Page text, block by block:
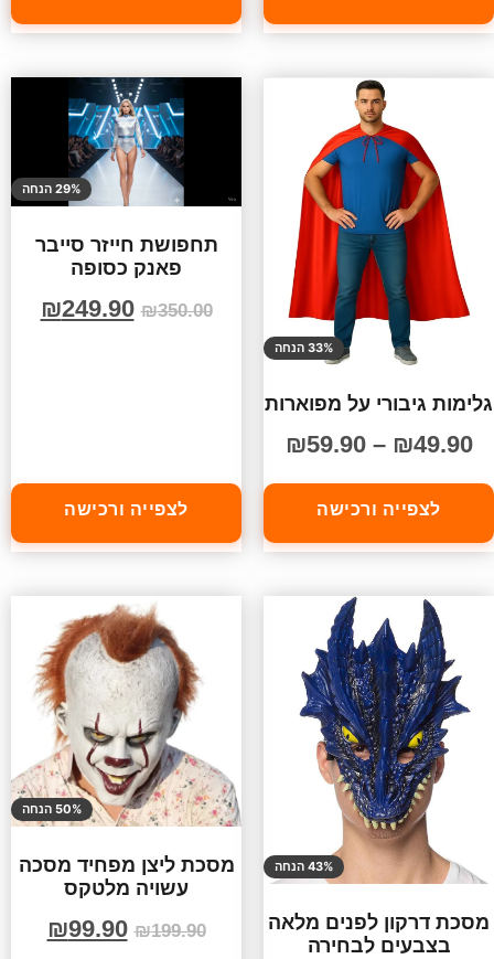
33% הנחה
גלימות גיבורי על מפוארות
₪49.90
–
₪59.90
לצפייה ורכישה
29% הנחה
תחפושת חייזר סייבר
פאנק כסופה
₪350.00
₪249.90
לצפייה ורכישה
43% הנחה
מסכת דרקון לפנים מלאה
בצבעים לבחירה
50% הנחה
מסכת ליצן מפחיד מסכה
עשויה מלטקס
₪199.90
₪99.90